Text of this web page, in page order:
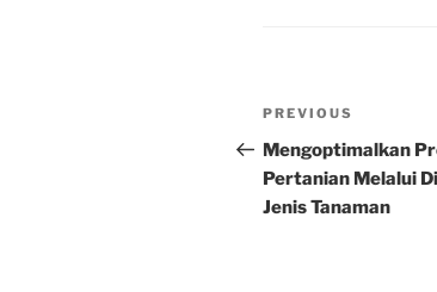
Post
navigation
Previous
Post
PREVIOUS
Mengoptimalkan
Pertanian Melalui
Jenis Tanaman